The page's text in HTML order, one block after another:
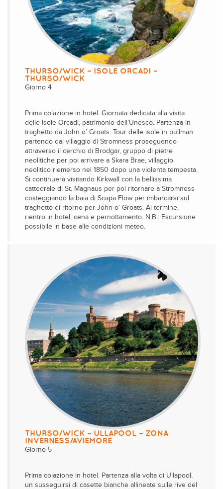
THURSO/WICK – ISOLE ORCADI –
THURSO/WICK
Giorno 4
Prima colazione in hotel. Giornata dedicata alla visita
delle Isole Orcadi, patrimonio dell’Unesco. Partenza in
traghetto da John o’ Groats. Tour delle isole in pullman
partendo dal villaggio di Stromness proseguendo
attraverso il cerchio di Brodgar, gruppo di pietre
neolitiche per poi arrivare a Skara Brae, villaggio
neolitico riemerso nel 1850 dopo una violenta tempesta.
Si continuerà visitando Kirkwall con la bellissima
cattedrale di St. Magnaus per poi ritornare a Stromness
costeggiando la baia di Scapa Flow per imbarcarsi sul
traghetto di ritorno per John o’ Groats. Al termine,
rientro in hotel, cena e pernottamento. N.B.: Escursione
possibile in base alle condizioni meteo.
THURSO/WICK – ULLAPOOL – ZONA
INVERNESS/AVIEMORE
Giorno 5
Prima colazione in hotel. Partenza alla volta di Ullapool,
un susseguirsi di casette bianche allineate sulle rive del